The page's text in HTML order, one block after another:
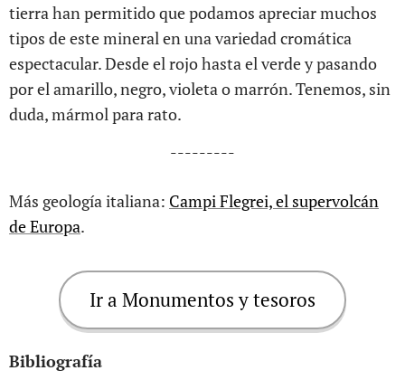
tierra han permitido que podamos apreciar muchos
tipos de este mineral en una variedad cromática
espectacular. Desde el rojo hasta el verde y pasando
por el amarillo, negro, violeta o marrón. Tenemos, sin
duda, mármol para rato.
---------
Más geología italiana: Campi Flegrei, el supervolcán
de Europa.
Ir a Monumentos y tesoros
Bibliografía